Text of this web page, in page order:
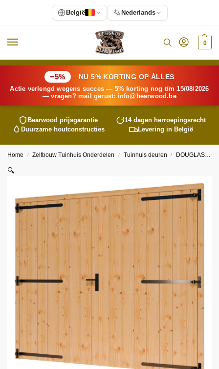
0
−5% NU 5% KORTING OP ÁLLES
Actie verlengd wegens succes — 5% korting nog t/m 15/08/2026
— vragen? mail gerust: info@ bearwood.be
Bearwood prijsgarantie
14 dagen herroepingsrecht
Duurzame houtconstructies
Levering in België
Home / Zelfbouw Tuinhuis Onderdelen / Tuinhuis deuren / DOUGLAS dubbele deur 2400×2129
🔍
België Nederlands